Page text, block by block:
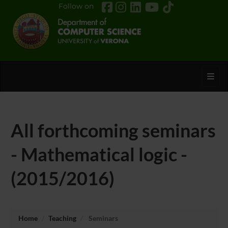
Follow on
All forthcoming seminars
- Mathematical logic -
(2015/2016)
Home Teaching Seminars